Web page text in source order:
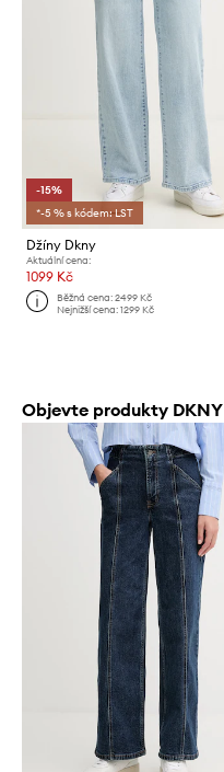
-15%
*-5 % s kódem: LST
Džíny Dkny
Aktuální cena:
1099 Kč
Běžná cena:2499 Kč
Nejnižší cena:1299 Kč
Objevte produkty DKNY